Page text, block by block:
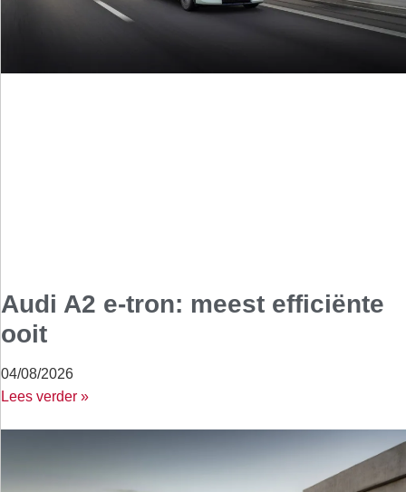
Audi A2 e-tron: meest efficiënte
ooit
04/08/2026
Lees verder »